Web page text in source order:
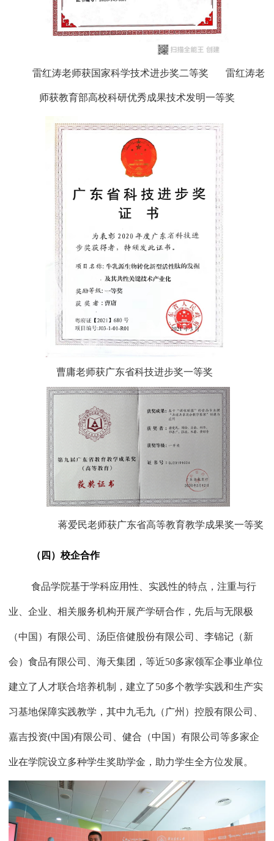
雷红涛老师获国家科学技术进步奖二等奖 雷红涛老
师获教育部高校科研优秀成果技术发明一等奖
曹庸老师获广东省科技进步奖一等奖
蒋爱民老师获广东省高等教育教学成果奖一等奖
（四）校企合作
食品学院基于学科应用性、实践性的特点，注重与行
业、企业、相关服务机构开展产学研合作，先后与无限极
（中国）有限公司、汤臣倍健股份有限公司、李锦记（新
会）食品有限公司、海天集团，等近50多家领军企事业单位
建立了人才联合培养机制，建立了50多个教学实践和生产实
习基地保障实践教学，其中九毛九（广州）控股有限公司、
嘉吉投资(中国)有限公司、健合（中国）有限公司等多家企
业在学院设立多种学生奖助学金，助力学生全方位发展。